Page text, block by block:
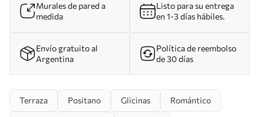
Murales de pared a
medida
Listo para su entrega
en 1-3 días hábiles.
Envío gratuito al
Argentina
Política de reembolso
de 30 días
Terraza Positano Glicinas Romántico